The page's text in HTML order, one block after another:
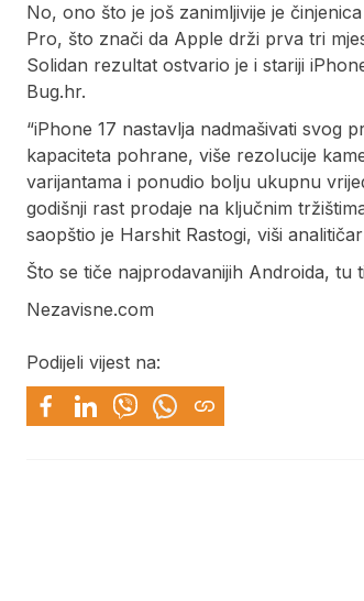
No, ono što je još zanimljivije je
Pro, što znači da Apple drži prva tri
Solidan rezultat ostvario je i stariji
Bug.hr.
“iPhone 17 nastavlja nadmašivati svog
kapaciteta pohrane, više rezolucije
varijantama i ponudio bolju ukupnu
godišnji rast prodaje na ključnim
saopštio je Harshit Rastogi, viši
Što se tiče najprodavanijih Androida,
Nezavisne.com
Podijeli vijest na: